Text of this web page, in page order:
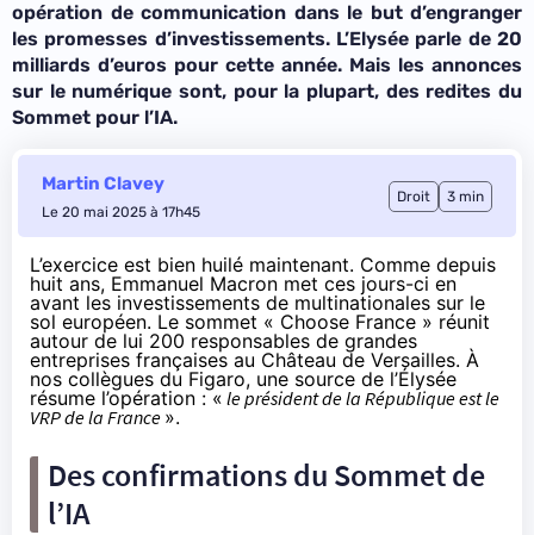
opération de communication dans le but d’engranger
les promesses d’investissements. L’Elysée parle de 20
milliards d’euros pour cette année. Mais les annonces
sur le numérique sont, pour la plupart, des redites du
Sommet pour l’IA.
Martin Clavey
Le 20 mai 2025 à 17h45
Droit 3 min
L’exercice est bien huilé maintenant. Comme depuis
huit ans, Emmanuel Macron met ces jours-ci en
avant les investissements de multinationales sur le
sol européen. Le sommet « Choose France » réunit
autour de lui 200 responsables de grandes
entreprises françaises au Château de Versailles. À
nos collègues du Figaro, une source de l’Élysée
résume l’opération : « le président de la République est le
VRP de la France ».
Des confirmations du Sommet de
l’IA